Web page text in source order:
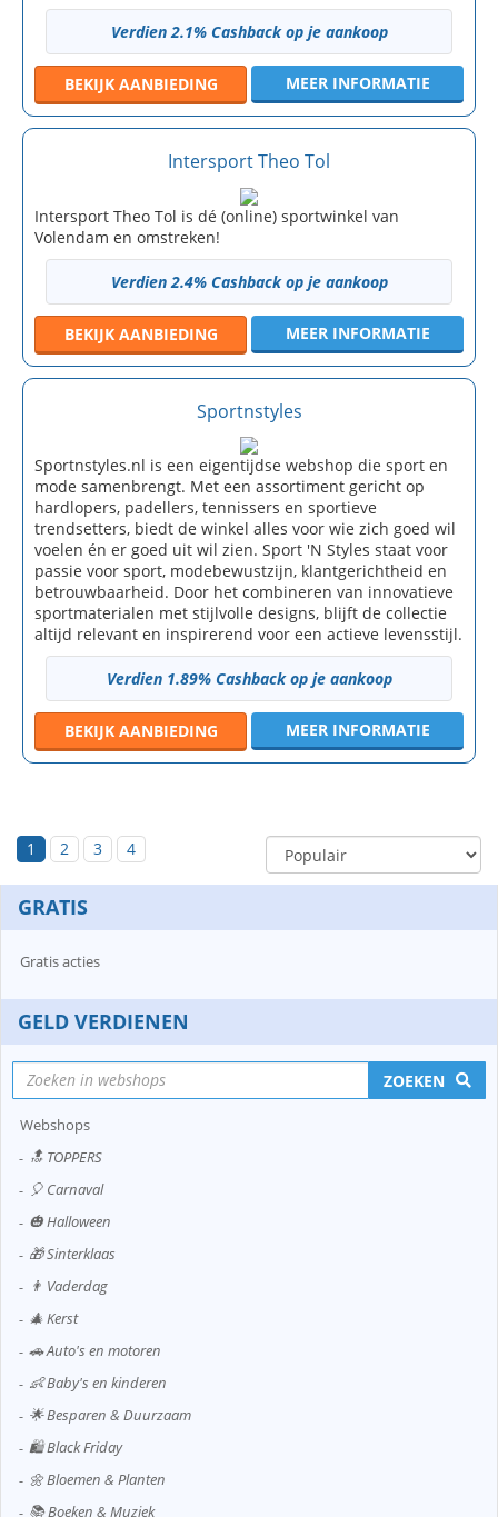
Verdien 2.1% Cashback op je aankoop
BEKIJK AANBIEDING MEER INFORMATIE
Intersport Theo Tol
Intersport Theo Tol is dé (online) sportwinkel van
Volendam en omstreken!
Verdien 2.4% Cashback op je aankoop
BEKIJK AANBIEDING MEER INFORMATIE
Sportnstyles
Sportnstyles.nl is een eigentijdse webshop die sport en
mode samenbrengt. Met een assortiment gericht op
hardlopers, padellers, tennissers en sportieve
trendsetters, biedt de winkel alles voor wie zich goed wil
voelen én er goed uit wil zien. Sport 'N Styles staat voor
passie voor sport, modebewustzijn, klantgerichtheid en
betrouwbaarheid. Door het combineren van innovatieve
sportmaterialen met stijlvolle designs, blijft de collectie
altijd relevant en inspirerend voor een actieve levensstijl.
Verdien 1.89% Cashback op je aankoop
BEKIJK AANBIEDING MEER INFORMATIE
1 2 3 4
GRATIS
Gratis acties
GELD VERDIENEN
ZOEKEN
Webshops
🔝 TOPPERS
🎈 Carnaval
🎃 Halloween
🎁 Sinterklaas
👨 Vaderdag
🎄 Kerst
🚗 Auto's en motoren
👶 Baby's en kinderen
🌟 Besparen & Duurzaam
🛍️ Black Friday
🌼 Bloemen & Planten
📚 Boeken & Muziek